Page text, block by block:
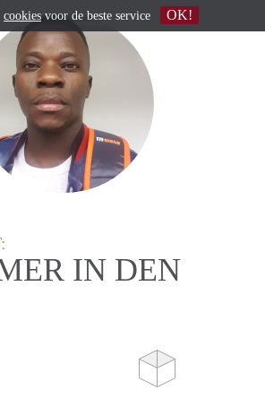
IN DEN
cookies voor de beste service OK!